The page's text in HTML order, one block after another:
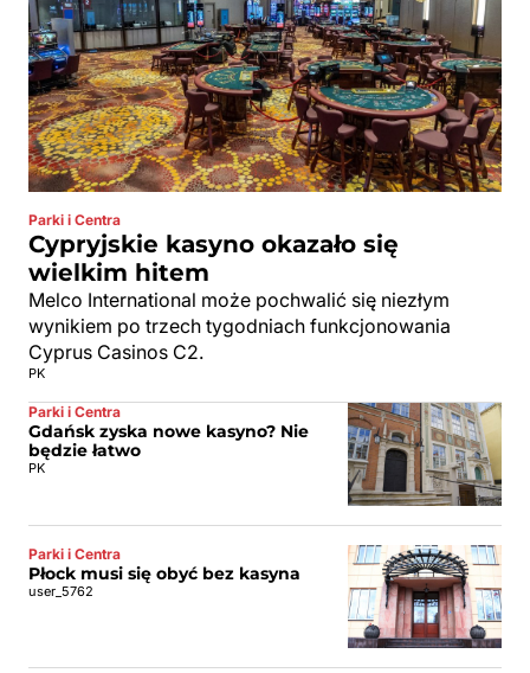
Parki i Centra
Cypryjskie kasyno okazało się
wielkim hitem
Melco International może pochwalić się niezłym
wynikiem po trzech tygodniach funkcjonowania
Cyprus Casinos C2.
PK
Parki i Centra
Gdańsk zyska nowe kasyno? Nie
będzie łatwo
PK
Parki i Centra
Płock musi się obyć bez kasyna
user_5762